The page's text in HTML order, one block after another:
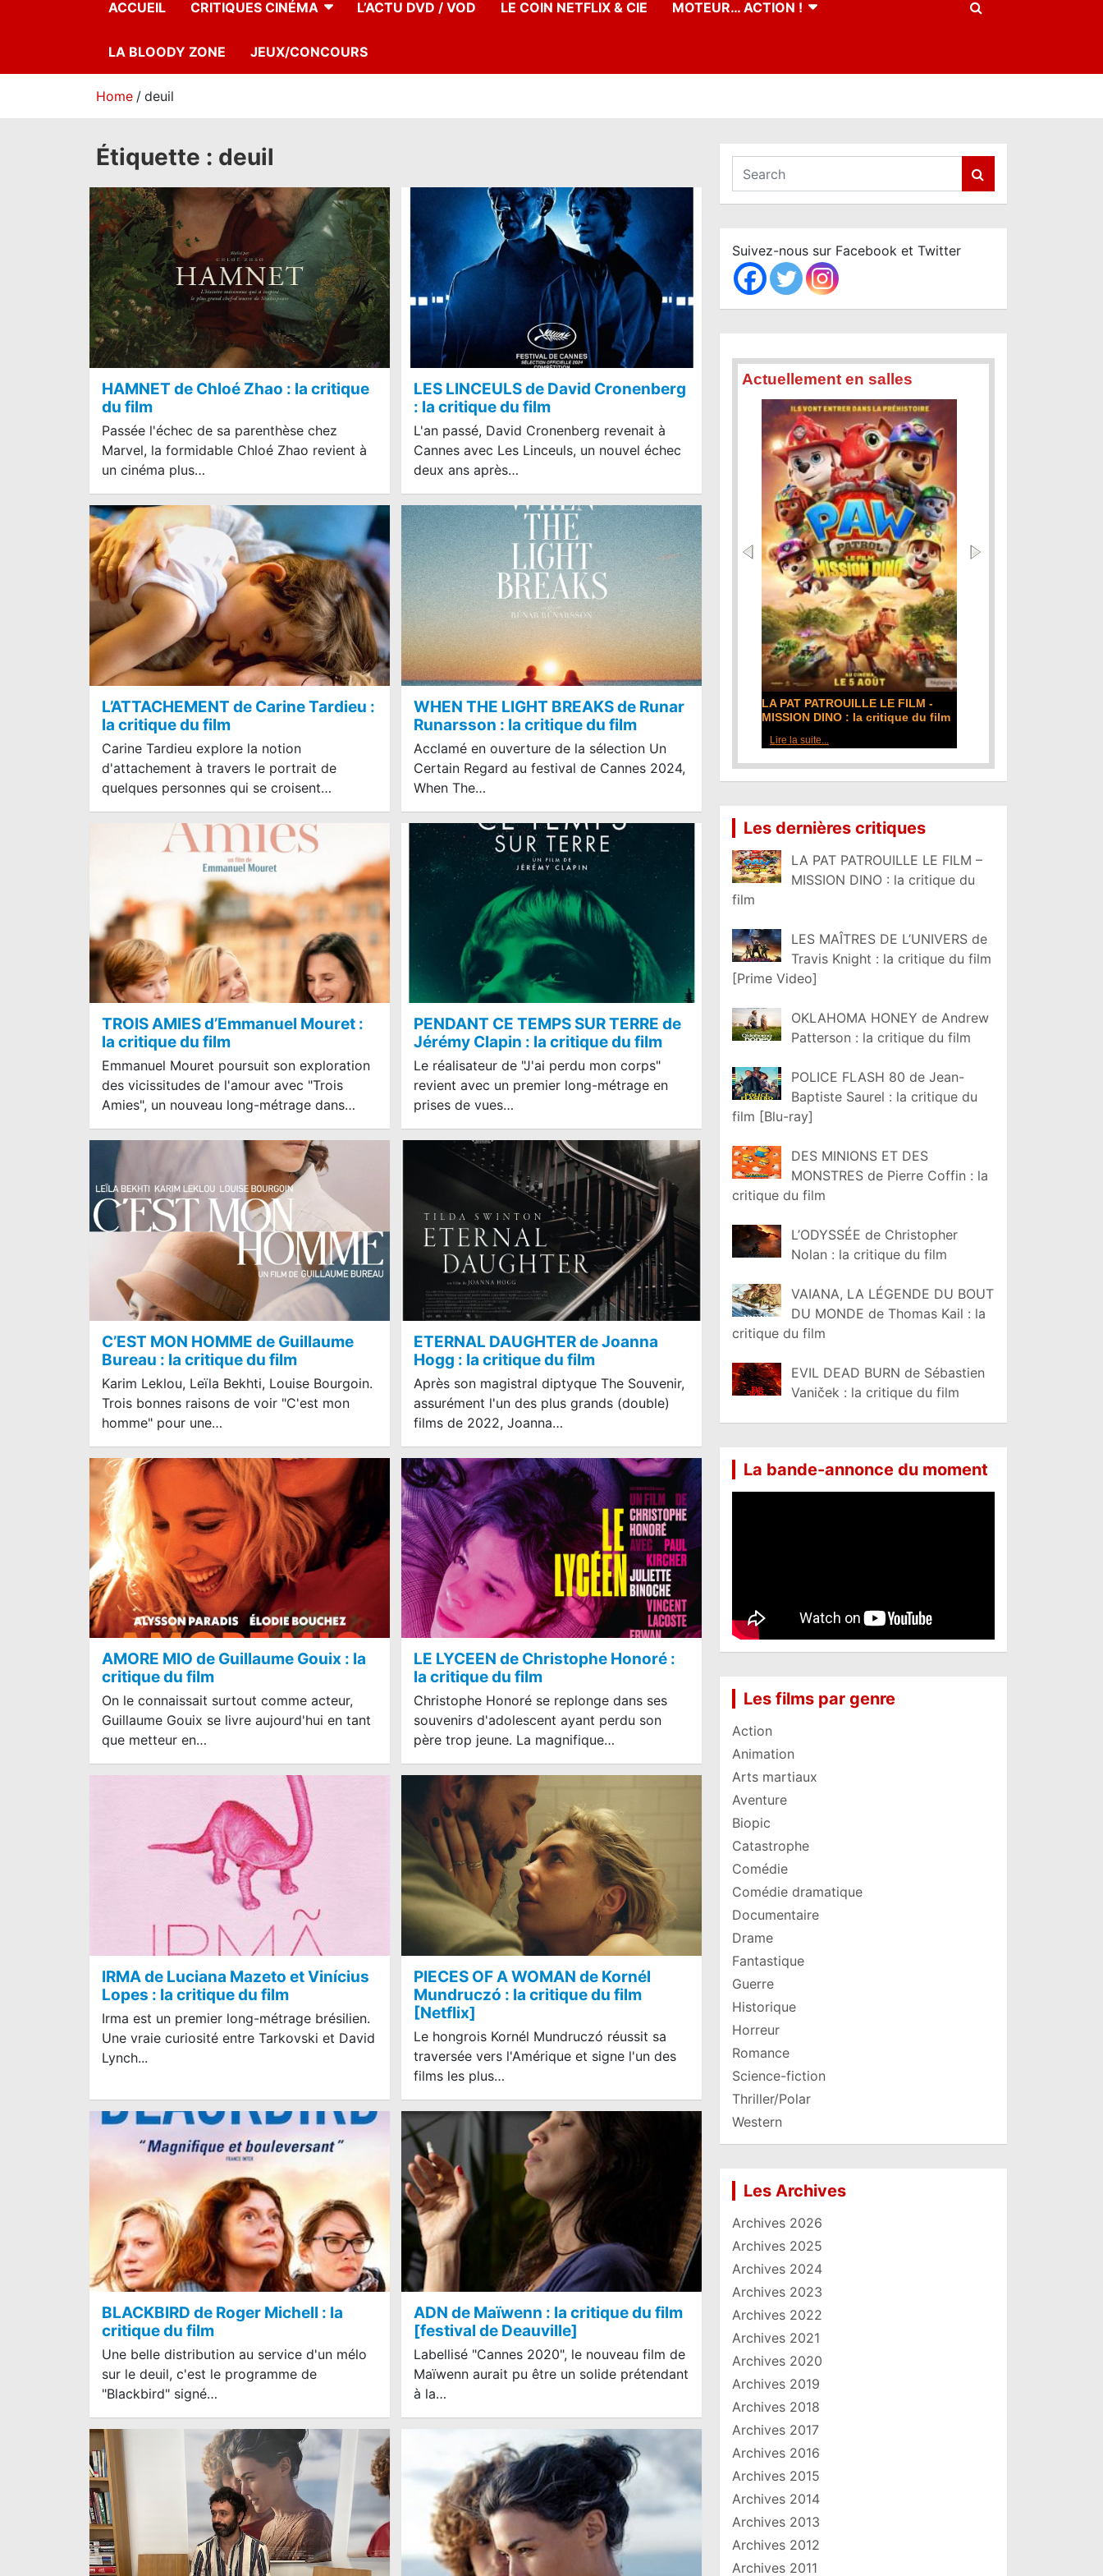
ACCUEIL CRITIQUES CINÉMA L’ACTU DVD / VOD LE COIN NETFLIX & CIE MOTEUR… ACTION !
LA BLOODY ZONE JEUX/CONCOURS
Home deuil
Étiquette : deuil
HAMNET de Chloé Zhao : la critique
du film
Passée l'échec de sa parenthèse chez
Marvel, la formidable Chloé Zhao revient à
un cinéma plus…
LES LINCEULS de David Cronenberg
: la critique du film
L'an passé, David Cronenberg revenait à
Cannes avec Les Linceuls, un nouvel échec
deux ans après…
L’ATTACHEMENT de Carine Tardieu :
la critique du film
Carine Tardieu explore la notion
d'attachement à travers le portrait de
quelques personnes qui se croisent…
WHEN THE LIGHT BREAKS de Runar
Runarsson : la critique du film
Acclamé en ouverture de la sélection Un
Certain Regard au festival de Cannes 2024,
When The…
TROIS AMIES d’Emmanuel Mouret :
la critique du film
Emmanuel Mouret poursuit son exploration
des vicissitudes de l'amour avec "Trois
Amies", un nouveau long-métrage dans…
PENDANT CE TEMPS SUR TERRE de
Jérémy Clapin : la critique du film
Le réalisateur de "J'ai perdu mon corps"
revient avec un premier long-métrage en
prises de vues…
C’EST MON HOMME de Guillaume
Bureau : la critique du film
Karim Leklou, Leïla Bekhti, Louise Bourgoin.
Trois bonnes raisons de voir "C'est mon
homme" pour une…
ETERNAL DAUGHTER de Joanna
Hogg : la critique du film
Après son magistral diptyque The Souvenir,
assurément l'un des plus grands (double)
films de 2022, Joanna…
AMORE MIO de Guillaume Gouix : la
critique du film
On le connaissait surtout comme acteur,
Guillaume Gouix se livre aujourd'hui en tant
que metteur en…
LE LYCEEN de Christophe Honoré :
la critique du film
Christophe Honoré se replonge dans ses
souvenirs d'adolescent ayant perdu son
père trop jeune. La magnifique…
IRMA de Luciana Mazeto et Vinícius
Lopes : la critique du film
Irma est un premier long-métrage brésilien.
Une vraie curiosité entre Tarkovski et David
Lynch...
PIECES OF A WOMAN de Kornél
Mundruczó : la critique du film
[Netflix]
Le hongrois Kornél Mundruczó réussit sa
traversée vers l'Amérique et signe l'un des
films les plus…
BLACKBIRD de Roger Michell : la
critique du film
Une belle distribution au service d'un mélo
sur le deuil, c'est le programme de
"Blackbird" signé…
ADN de Maïwenn : la critique du film
[festival de Deauville]
Labellisé "Cannes 2020", le nouveau film de
Maïwenn aurait pu être un solide prétendant
à la…
a
c
h
Suivez-nous sur Facebook et Twitter
Actuellement en salles
LA PAT PATROUILLE LE FILM -
MISSION DINO : la critique du film
DE LA COMÉDIE-FRANÇAISE : la
critique du film
Lire la suite...
Les dernières critiques
LA PAT PATROUILLE LE FILM –
MISSION DINO : la critique du
film
LES MAÎTRES DE L’UNIVERS de
Travis Knight : la critique du film
[Prime Video]
OKLAHOMA HONEY de Andrew
Patterson : la critique du film
POLICE FLASH 80 de Jean-
Baptiste Saurel : la critique du
film [Blu-ray]
DES MINIONS ET DES
MONSTRES de Pierre Coffin : la
critique du film
L’ODYSSÉE de Christopher
Nolan : la critique du film
VAIANA, LA LÉGENDE DU BOUT
DU MONDE de Thomas Kail : la
critique du film
EVIL DEAD BURN de Sébastien
Vaniček : la critique du film
La bande-annonce du moment
Les films par genre
Action
Animation
Arts martiaux
Aventure
Biopic
Catastrophe
Comédie
Comédie dramatique
Documentaire
Drame
Fantastique
Guerre
Historique
Horreur
Romance
Science-fiction
Thriller/Polar
Western
Les Archives
Archives 2026
Archives 2025
Archives 2024
Archives 2023
Archives 2022
Archives 2021
Archives 2020
Archives 2019
Archives 2018
Archives 2017
Archives 2016
Archives 2015
Archives 2014
Archives 2013
Archives 2012
Archives 2011